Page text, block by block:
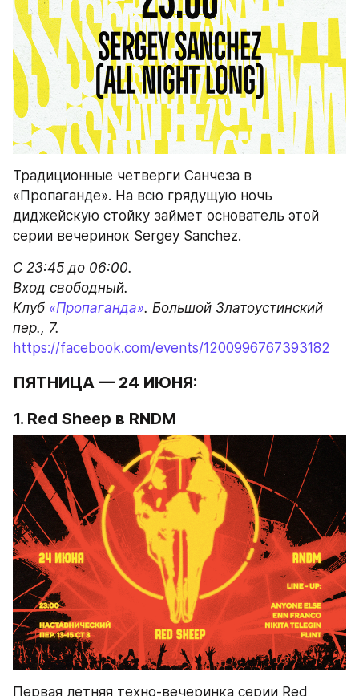
Традиционные четверги Санчеза в
«Пропаганде». На всю грядущую ночь
диджейскую стойку займет основатель этой
серии вечеринок Sergey Sanchez.
С 23:45 до 06:00.
Вход свободный.
Клуб «Пропаганда». Большой Златоустинский
https://facebook.com/events/1200996767393182
ПЯТНИЦА — 24 ИЮНЯ:
1. Red Sheep в RNDM
Первая летняя техно-вечеринка серии Red